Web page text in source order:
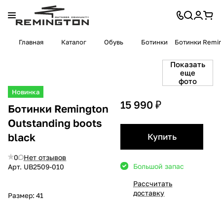
Главная Каталог Обувь Ботинки Ботинки
Показать
еще
фото
Новинка
Ботинки Remington
Outstanding boots
black
0
Нет отзывов
Арт. UB2509-010
Размер: 41
15 990 ₽
Купить
Большой запас
Рассчитать
доставку